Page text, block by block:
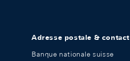
Adresse postale & contact
Banque nationale suisse